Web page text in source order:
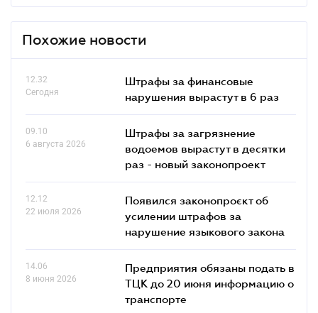
Похожие новости
12.32
Сегодня
Штрафы за финансовые
нарушения вырастут в 6 раз
09.10
6 августа 2026
Штрафы за загрязнение
водоемов вырастут в десятки
раз - новый законопроект
12.12
22 июля 2026
Появился законопроєкт об
усилении штрафов за
нарушение языкового закона
14.06
8 июня 2026
Предприятия обязаны подать в
ТЦК до 20 июня информацию о
транспорте